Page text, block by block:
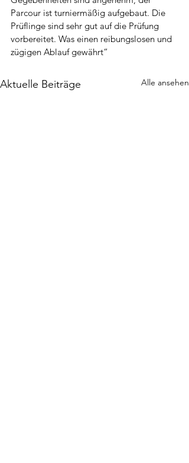
Parcour ist turniermäßig aufgebaut. Die
Prüflinge sind sehr gut auf die Prüfung
vorbereitet. Was einen reibungslosen und
zügigen Ablauf gewährt“
Aktuelle Beiträge Alle ansehen